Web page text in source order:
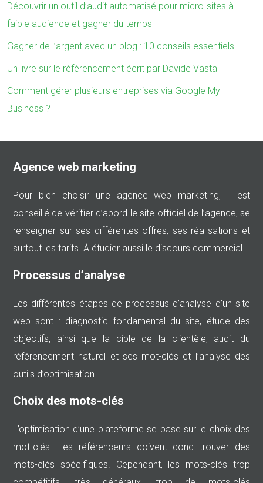
Découvrir un outil d’audit automatisé pour micro-sites à
faible audience et gagner du temps
Gagner de l’argent avec un blog : 10 conseils essentiels
Un livre sur le référencement écrit par Davide Vasta
Comment gérer plusieurs entreprises via Google My
Business ?
Agence web marketing
Pour bien choisir une agence web marketing, il est
conseillé de vérifier d’abord le site officiel de l’agence, se
renseigner sur ses différentes offres, ses réalisations et
surtout les tarifs. À étudier aussi le discours commercial .
Processus d’analyse
Les différentes étapes de processus d’analyse d’un site
web sont : diagnostic fondamental du site, étude des
objectifs, ainsi que la cible de la clientèle, audit du
référencement naturel et ses mot-clés et l’analyse des
outils d’optimisation…
Choix des mots-clés
L’optimisation d’une plateforme se base sur le choix des
mot-clés. Les référenceurs doivent donc trouver des
mots-clés spécifiques. Cependant, les mots-clés trop